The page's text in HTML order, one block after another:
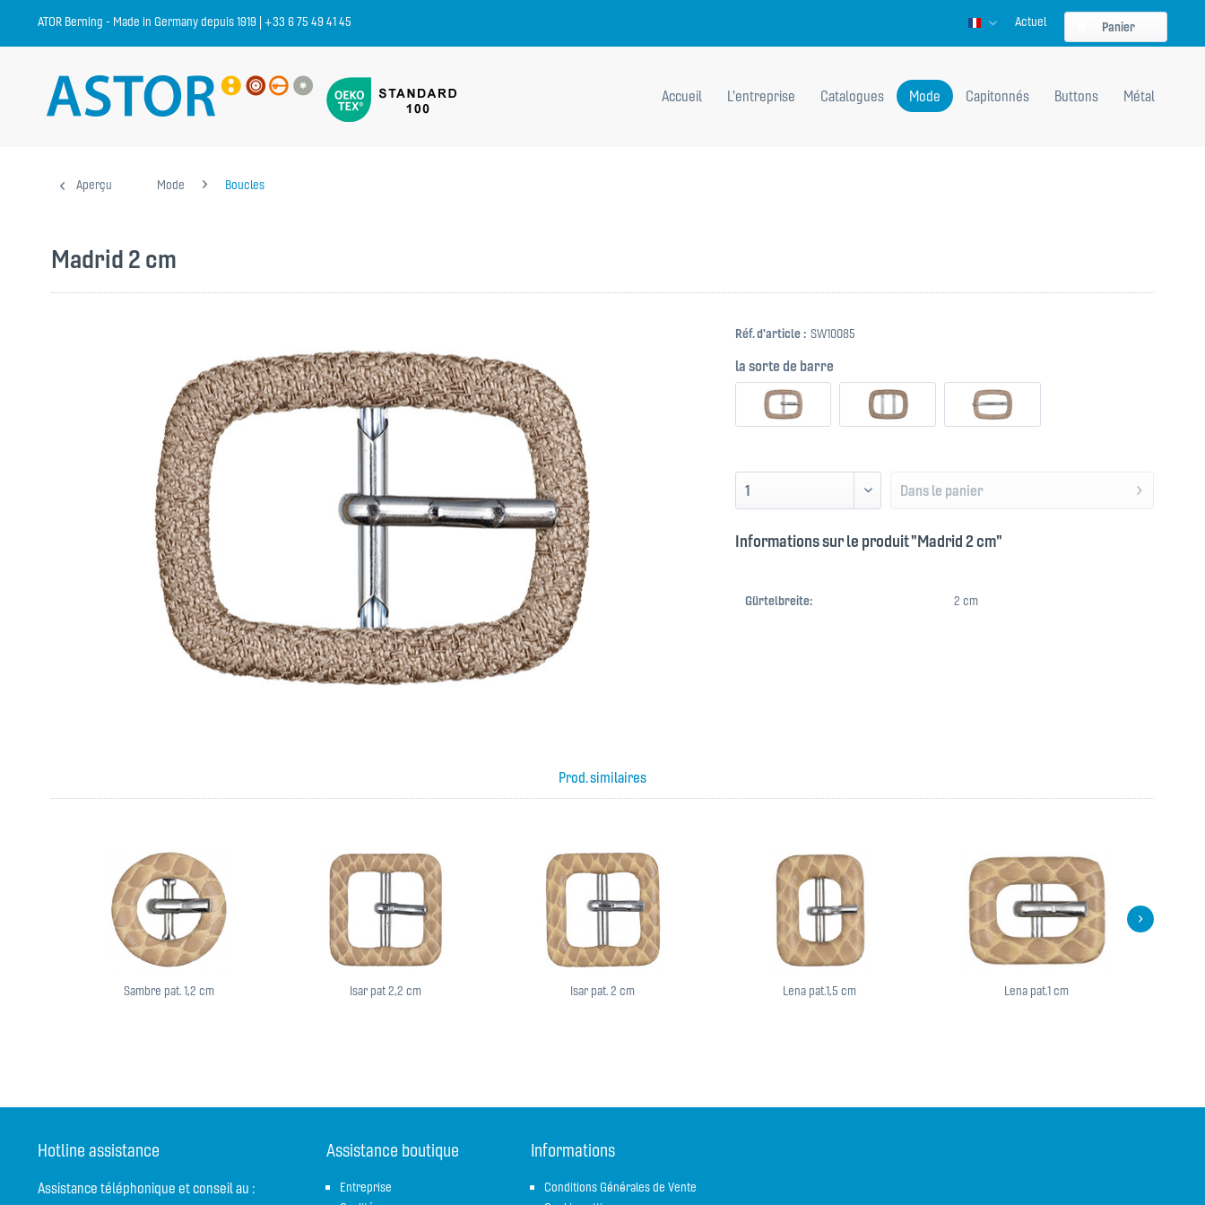
ATOR Berning - Made in Germany depuis 1919 | +33 6 75 49 41 45 Französisch
Actuel Panier
Accueil L'entreprise Catalogues Mode Capitonnés Buttons Métal
Aperçu Mode Boucles
Madrid 2 cm
Réf. d'article : SW10085
la sorte de barre
Dans le panier
Informations sur le produit "Madrid 2 cm"
Gürtelbreite: 2 cm
Prod. similaires
Sambre pat. 1,2 cm Isar pat 2,2 cm Isar pat. 2 cm Lena pat.1,5 cm Lena pat.1 cm
Hotline assistance
Assistance téléphonique et conseil au :
Assistance boutique
Entreprise
Informations
Conditions Générales de Vente